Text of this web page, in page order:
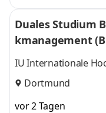
Duales Studium
kmanagement
l
IU Internationale
Dortmund
vor 2 Tagen